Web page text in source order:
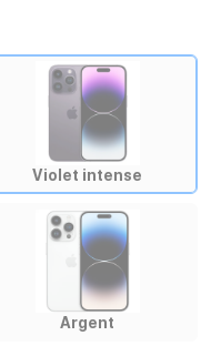
Violet intense
Argent